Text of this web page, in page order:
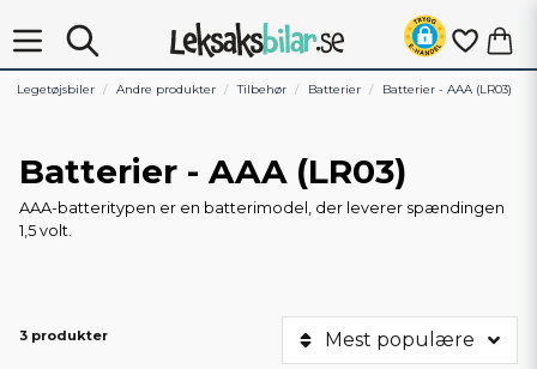
Legetøjsbiler Andre produkter Tilbehør Batterier Batterier - AAA (LR03)
Batterier - AAA (LR03)
AAA-batteritypen er en batterimodel, der leverer spændingen
1,5 volt.
3 produkter Mest populære